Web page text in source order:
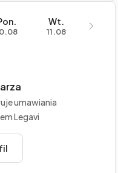
Wt.
11.08
umawiania
Legavi